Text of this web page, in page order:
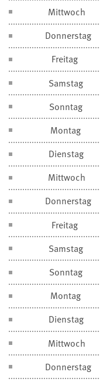
Mittwoch
Donnerstag
Freitag
Samstag
Sonntag
Montag
Dienstag
Mittwoch
Donnerstag
Freitag
Samstag
Sonntag
Montag
Dienstag
Mittwoch
Donnerstag